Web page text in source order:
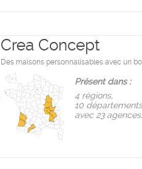
Crea Concept
Des maisons personnalisables avec un
Présent dans :
4 règions,
10 départements
avec 23 agences.